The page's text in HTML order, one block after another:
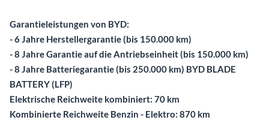
Garantieleistungen von BYD:
- 6 Jahre Herstellergarantie (bis 150.000 km)
- 8 Jahre Garantie auf die Antriebseinheit (bis 150.000 km)
- 8 Jahre Batteriegarantie (bis 250.000 km) BYD BLADE
BATTERY (LFP)
Elektrische Reichweite kombiniert: 70 km
Kombinierte Reichweite Benzin - Elektro: 870 km